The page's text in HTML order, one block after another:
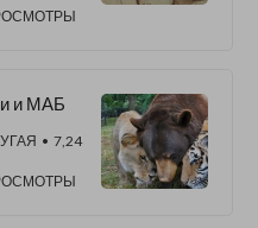
и МАБ
• 7,24